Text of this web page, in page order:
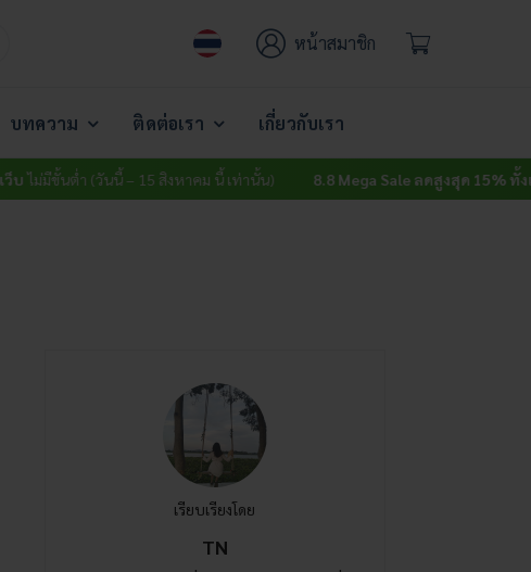
หน้าสมาชิก
บทความ ติดต่อเรา เกี่ยวกับเรา
ต่ำ (วันนี้ – 15 สิงหาคม นี้ เท่านั้น) 8.8 Mega Sale ลดสูงสุด 15% ทั้งเว็บไม่มี
เรียบเรียงโดย
TN